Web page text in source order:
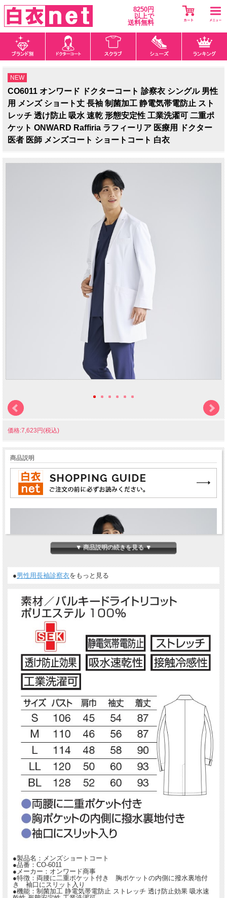
8250円
以上で
送料無料
NEW
CO6011 オンワード ドクターコート 診察衣 シングル 男性
用 メンズ ショート丈 長袖 制菌加工 静電気帯電防止 スト
レッチ 透け防止 吸水 速乾 形態安定性 工業洗濯可 二重ポ
ケット ONWARD Raffiria ラフィーリア 医療用 ドクター
医者 医師 メンズコート ショートコート 白衣
価格:7,623円(税込)
商品説明
信頼感を漂わすドクターコートに、新たにニット素材が登場しました。
高いストレッチ性を備え、より動きやすく長時間でも疲れにくい着心地と、上品な
光沢と程よいハリ感で、
ニットに見えないきちんと感をもたらします。
社内に蓄積された膨大な体型データを元に繰り返し行われたシルエットの改良と、
程よくストレッチが効いた生地でラクな着心地を実現しました。
●胸ポケットの内側に撥水裏地付き
●袖口にスリット入り
▼ 商品説明の続きを見る ▼
●男性用長袖診察衣をもっと見る
●製品名：メンズショートコート
●品番：CO-6011
●メーカー：オンワード商事
●特徴：両腰に二重ポケット付き 胸ポケットの内側に撥水裏地付
き 袖口にスリット入り
●機能：制菌加工 静電気帯電防止 ストレッチ 透け防止効果 吸水速